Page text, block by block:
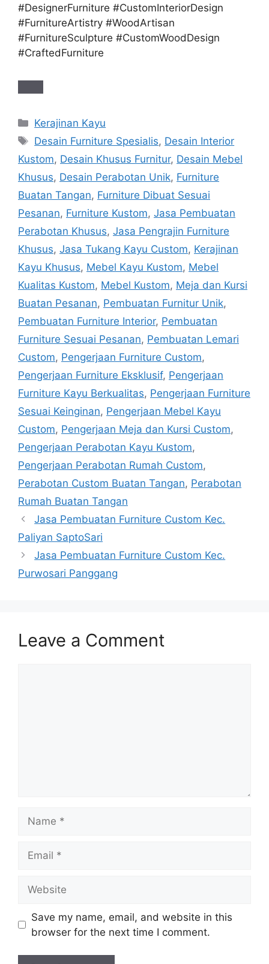
#DesignerFurniture #CustomInteriorDesign
#FurnitureArtistry #WoodArtisan
#FurnitureSculpture #CustomWoodDesign
#CraftedFurniture
Categories
Kerajinan Kayu
Tags
Desain Furniture Spesialis, Desain Interior
Kustom, Desain Khusus Furnitur, Desain Mebel
Khusus, Desain Perabotan Unik, Furniture
Buatan Tangan, Furniture Dibuat Sesuai
Pesanan, Furniture Kustom, Jasa Pembuatan
Perabotan Khusus, Jasa Pengrajin Furniture
Khusus, Jasa Tukang Kayu Custom, Kerajinan
Kayu Khusus, Mebel Kayu Kustom, Mebel
Kualitas Kustom, Mebel Kustom, Meja dan Kursi
Buatan Pesanan, Pembuatan Furnitur Unik,
Pembuatan Furniture Interior, Pembuatan
Furniture Sesuai Pesanan, Pembuatan Lemari
Custom, Pengerjaan Furniture Custom,
Pengerjaan Furniture Eksklusif, Pengerjaan
Furniture Kayu Berkualitas, Pengerjaan Furniture
Sesuai Keinginan, Pengerjaan Mebel Kayu
Custom, Pengerjaan Meja dan Kursi Custom,
Pengerjaan Perabotan Kayu Kustom,
Pengerjaan Perabotan Rumah Custom,
Perabotan Custom Buatan Tangan, Perabotan
Rumah Buatan Tangan
Jasa Pembuatan Furniture Custom Kec.
Paliyan SaptoSari
Jasa Pembuatan Furniture Custom Kec.
Purwosari Panggang
Leave a Comment
Save my name, email, and website in this
browser for the next time I comment.